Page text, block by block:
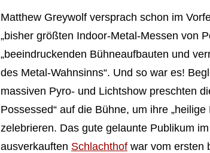
Matthew Greywolf versprach schon im
„bisher größten Indoor-Metal-Messen von
„beeindruckenden Bühneaufbauten und
des Metal-Wahnsinns“. Und so war es!
massiven Pyro- und Lichtshow preschten
Possessed“ auf die Bühne, um ihre „heilige
zelebrieren. Das gute gelaunte Publikum
ausverkauften Schlachthof war vom ersten